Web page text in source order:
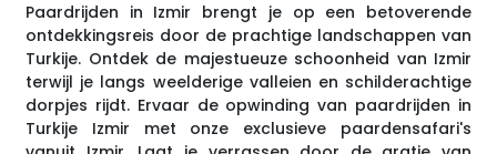
Paardrijden in Izmir brengt je op een betoverende
ontdekkingsreis door de prachtige landschappen van
Turkije. Ontdek de majestueuze schoonheid van Izmir
terwijl je langs weelderige valleien en schilderachtige
dorpjes rijdt. Ervaar de opwinding van paardrijden in
Turkije Izmir met onze exclusieve paardensafari's